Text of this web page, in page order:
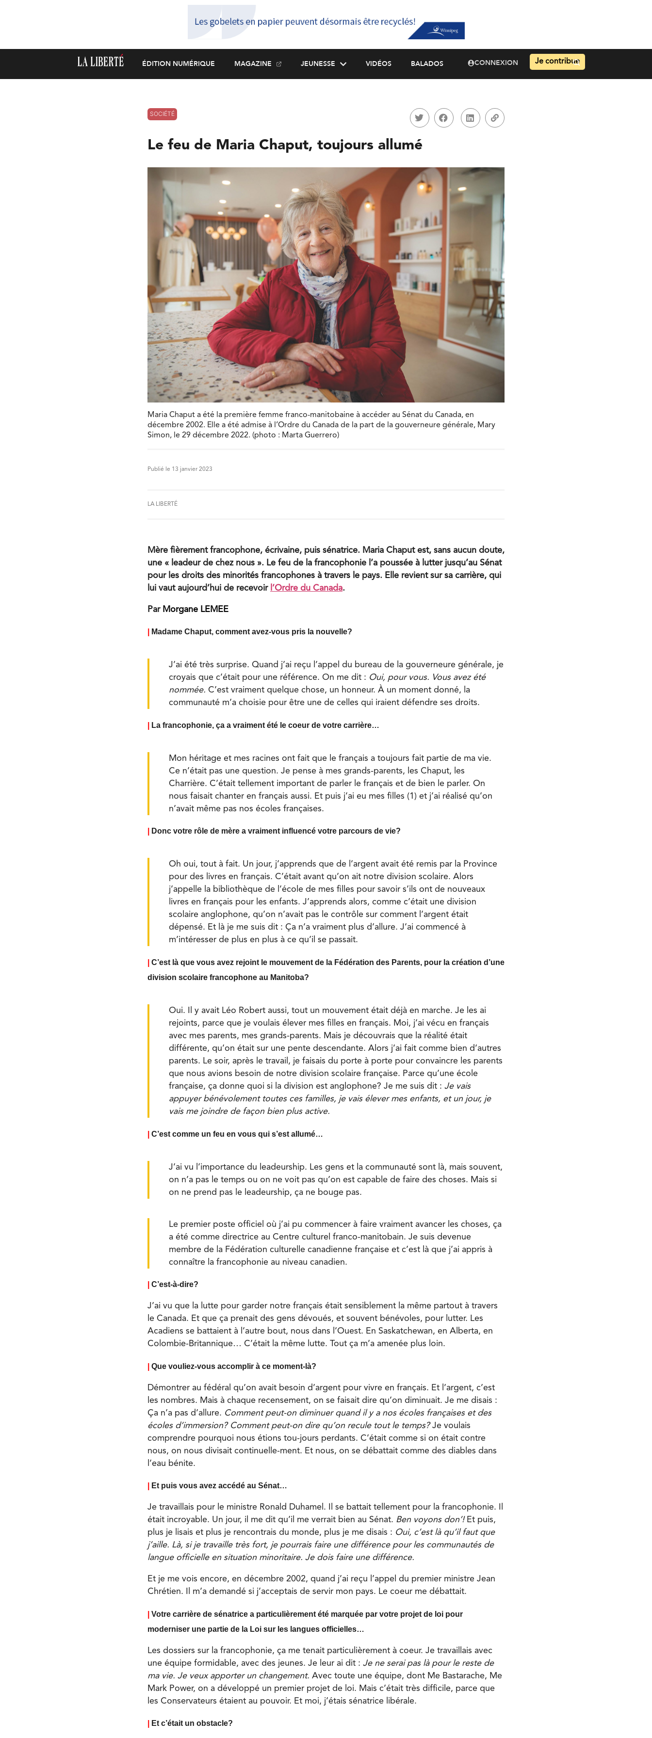
ÉDITION NUMÉRIQUE MAGAZINE JEUNESSE VIDÉOS BALADOS CONNEXION Je contribue
SOCIÉTÉ
Le feu de Maria Chaput, toujours allumé
Maria Chaput a été la première femme franco-manitobaine à accéder au Sénat du Canada, en
décembre 2002. Elle a été admise à l’Ordre du Canada de la part de la gouverneure générale, Mary
Simon, le 29 décembre 2022. (photo : Marta Guerrero)
Publié le 13 janvier 2023
LA LIBERTÉ
Mère fièrement francophone, écrivaine, puis sénatrice. Maria Chaput est, sans aucun doute,
une « leadeur de chez nous ». Le feu de la francophonie l’a poussée à lutter jusqu’au Sénat
pour les droits des minorités francophones à travers le pays. Elle revient sur sa carrière, qui
lui vaut aujourd’hui de recevoir l’Ordre du Canada.
Par Morgane LEMEE
Madame Chaput, comment avez-vous pris la nouvelle?
J’ai été très surprise. Quand j’ai reçu l’appel du bureau de la gouverneure générale, je
croyais que c’était pour une référence. On me dit : Oui, pour vous. Vous avez été
nommée. C’est vraiment quelque chose, un honneur. À un moment donné, la
communauté m’a choisie pour être une de celles qui iraient défendre ses droits.
La francophonie, ça a vraiment été le coeur de votre carrière…
Mon héritage et mes racines ont fait que le français a toujours fait partie de ma vie.
Ce n’était pas une question. Je pense à mes grands-parents, les Chaput, les
Charrière. C’était tellement important de parler le français et de bien le parler. On
nous faisait chanter en français aussi. Et puis j’ai eu mes filles (1) et j’ai réalisé qu’on
n’avait même pas nos écoles françaises.
Donc votre rôle de mère a vraiment influencé votre parcours de vie?
Oh oui, tout à fait. Un jour, j’apprends que de l’argent avait été remis par la Province
pour des livres en français. C’était avant qu’on ait notre division scolaire. Alors
j’appelle la bibliothèque de l’école de mes filles pour savoir s’ils ont de nouveaux
livres en français pour les enfants. J’apprends alors, comme c’était une division
scolaire anglophone, qu’on n’avait pas le contrôle sur comment l’argent était
dépensé. Et là je me suis dit : Ça n’a vraiment plus d’allure. J’ai commencé à
m’intéresser de plus en plus à ce qu’il se passait.
C’est là que vous avez rejoint le mouvement de la Fédération des Parents, pour la création d’une
division scolaire francophone au Manitoba?
Oui. Il y avait Léo Robert aussi, tout un mouvement était déjà en marche. Je les ai
rejoints, parce que je voulais élever mes filles en français. Moi, j’ai vécu en français
avec mes parents, mes grands-parents. Mais je découvrais que la réalité était
différente, qu’on était sur une pente descendante. Alors j’ai fait comme bien d’autres
parents. Le soir, après le travail, je faisais du porte à porte pour convaincre les parents
que nous avions besoin de notre division scolaire française. Parce qu’une école
française, ça donne quoi si la division est anglophone? Je me suis dit : Je vais
appuyer bénévolement toutes ces familles, je vais élever mes enfants, et un jour, je
vais me joindre de façon bien plus active.
C’est comme un feu en vous qui s’est allumé…
J’ai vu l’importance du leadeurship. Les gens et la communauté sont là, mais souvent,
on n’a pas le temps ou on ne voit pas qu’on est capable de faire des choses. Mais si
on ne prend pas le leadeurship, ça ne bouge pas.
Le premier poste officiel où j’ai pu commencer à faire vraiment avancer les choses, ça
a été comme directrice au Centre culturel franco-manitobain. Je suis devenue
membre de la Fédération culturelle canadienne française et c’est là que j’ai appris à
connaître la francophonie au niveau canadien.
C’est-à-dire?
J’ai vu que la lutte pour garder notre français était sensiblement la même partout à travers
le Canada. Et que ça prenait des gens dévoués, et souvent bénévoles, pour lutter. Les
Acadiens se battaient à l’autre bout, nous dans l’Ouest. En Saskatchewan, en Alberta, en
Colombie-Britannique… C’était la même lutte. Tout ça m’a amenée plus loin.
Que vouliez-vous accomplir à ce moment-là?
Démontrer au fédéral qu’on avait besoin d’argent pour vivre en français. Et l’argent, c’est
les nombres. Mais à chaque recensement, on se faisait dire qu’on diminuait. Je me disais :
Ça n’a pas d’allure. Comment peut-on diminuer quand il y a nos écoles françaises et des
écoles d’immersion? Comment peut-on dire qu’on recule tout le temps?Je voulais
comprendre pourquoi nous étions tou-jours perdants. C’était comme si on était contre
nous, on nous divisait continuelle-ment. Et nous, on se débattait comme des diables dans
l’eau bénite.
Et puis vous avez accédé au Sénat…
Je travaillais pour le ministre Ronald Duhamel. Il se battait tellement pour la francophonie. Il
était incroyable. Un jour, il me dit qu’il me verrait bien au Sénat. Ben voyons don’! Et puis,
plus je lisais et plus je rencontrais du monde, plus je me disais : Oui, c’est là qu’il faut que
j’aille. Là, si je travaille très fort, je pourrais faire une différence pour les communautés de
langue officielle en situation minoritaire. Je dois faire une différence.
Et je me vois encore, en décembre 2002, quand j’ai reçu l’appel du premier ministre Jean
Chrétien. Il m’a demandé si j’acceptais de servir mon pays. Le coeur me débattait.
Votre carrière de sénatrice a particulièrement été marquée par votre projet de loi pour
moderniser une partie de la Loi sur les langues officielles…
Les dossiers sur la francophonie, ça me tenait particulièrement à coeur. Je travaillais avec
une équipe formidable, avec des jeunes. Je leur ai dit : Je ne serai pas là pour le reste de
ma vie. Je veux apporter un changement. Avec toute une équipe, dont Me Bastarache, Me
Mark Power, on a développé un premier projet de loi. Mais c’était très difficile, parce que
les Conservateurs étaient au pouvoir. Et moi, j’étais sénatrice libérale.
Et c’était un obstacle?